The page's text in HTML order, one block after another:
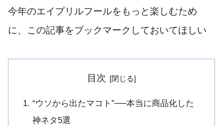
今年のエイプリルフールをもっと楽しむため
に、この記事をブックマークしておいてほしい
目次
“ウソから出たマコト”──本当に商品化した
神ネタ5選